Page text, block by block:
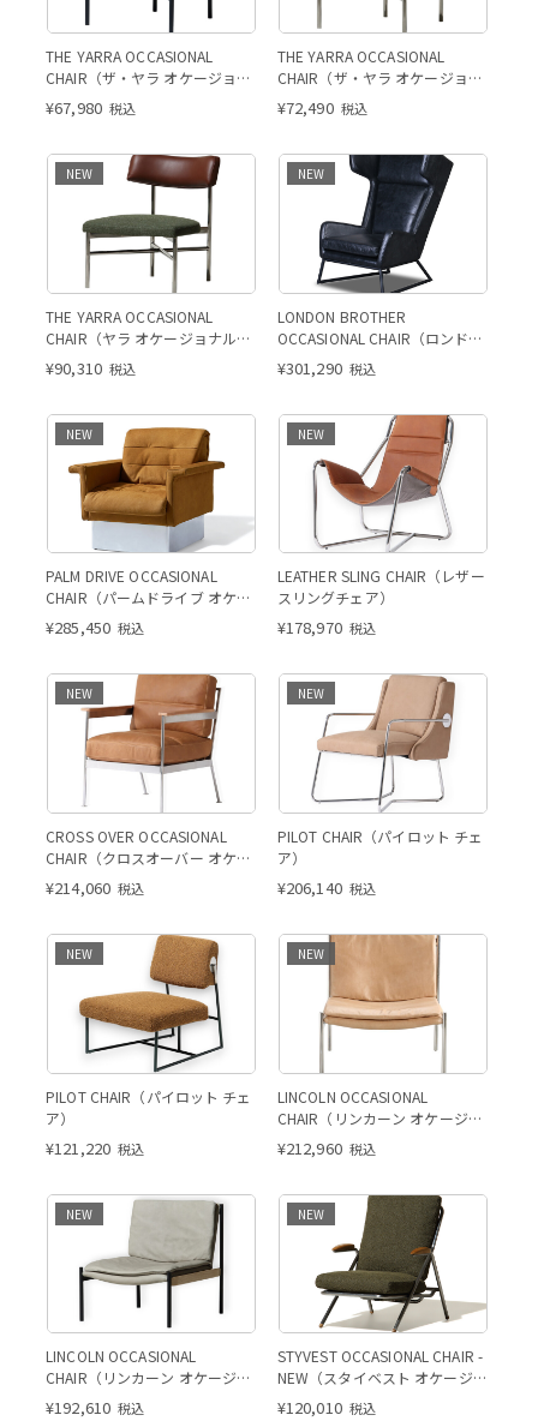
THE YARRA OCCASIONAL
CHAIR（ザ・ヤラ オケージョナ
ルチェア）
¥67,980 税込
THE YARRA OCCASIONAL
CHAIR（ザ・ヤラ オケージョナ
ルチェア）
¥72,490 税込
NEW
THE YARRA OCCASIONAL
CHAIR（ヤラ オケージョナルチ
ェア）
¥90,310 税込
NEW
LONDON BROTHER
OCCASIONAL CHAIR（ロンドン
ブラザー オケージョナルチェ
ア）
¥301,290 税込
NEW
PALM DRIVE OCCASIONAL
CHAIR（パームドライブ オケー
ジョナルチェア）
¥285,450 税込
NEW
LEATHER SLING CHAIR（レザー
スリングチェア）
¥178,970 税込
NEW
CROSS OVER OCCASIONAL
CHAIR（クロスオーバー オケー
ジョナルチェア）
¥214,060 税込
NEW
PILOT CHAIR（パイロット チェ
ア）
¥206,140 税込
NEW
PILOT CHAIR（パイロット チェ
ア）
¥121,220 税込
NEW
LINCOLN OCCASIONAL
CHAIR（リンカーン オケージョ
ナルチェア）
¥212,960 税込
NEW
LINCOLN OCCASIONAL
CHAIR（リンカーン オケージョ
ナルチェア）
¥192,610 税込
NEW
STYVEST OCCASIONAL CHAIR -
NEW（スタイベスト オケージョ
ナルチェア）
¥120,010 税込